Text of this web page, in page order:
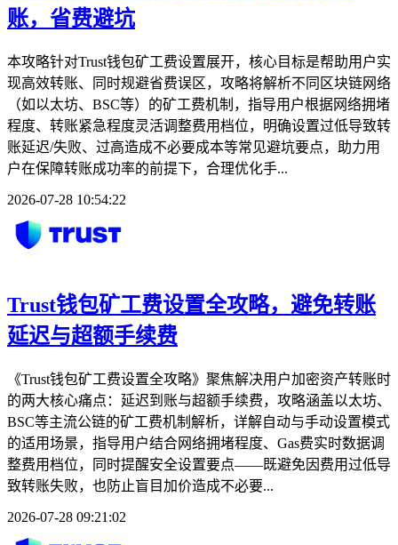
账，省费避坑
本攻略针对Trust钱包矿工费设置展开，核心目标是帮助用户实
现高效转账、同时规避省费误区，攻略将解析不同区块链网络
（如以太坊、BSC等）的矿工费机制，指导用户根据网络拥堵
程度、转账紧急程度灵活调整费用档位，明确设置过低导致转
账延迟/失败、过高造成不必要成本等常见避坑要点，助力用
户在保障转账成功率的前提下，合理优化手...
2026-07-28 10:54:22
Trust钱包矿工费设置全攻略，避免转账
延迟与超额手续费
《Trust钱包矿工费设置全攻略》聚焦解决用户加密资产转账时
的两大核心痛点：延迟到账与超额手续费，攻略涵盖以太坊、
BSC等主流公链的矿工费机制解析，详解自动与手动设置模式
的适用场景，指导用户结合网络拥堵程度、Gas费实时数据调
整费用档位，同时提醒安全设置要点——既避免因费用过低导
致转账失败，也防止盲目加价造成不必要...
2026-07-28 09:21:02